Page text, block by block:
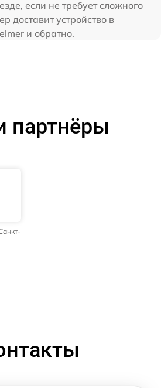
если не требует сложного
доставит устройство в
и обратно.
партнёры